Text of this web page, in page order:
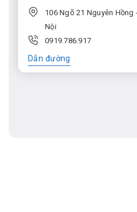
106 Ngõ 21 Nguyên Hồng
Nội
0919.786.917
Dẫn đường